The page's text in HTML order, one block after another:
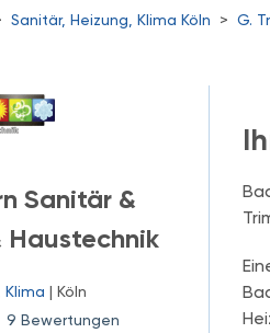
Sanitär, Heizung, Klima Köln > G.
Sanitär &
Haustechnik
Klima | Köln
9 Bewertungen